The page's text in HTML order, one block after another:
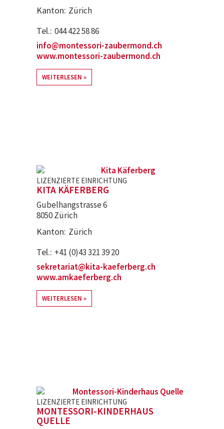
Kanton Zürich
Tel. 044 422 58 86
info@montessori-zaubermond.ch
www.montessori-zaubermond.ch
WEITERLESEN
LIZENZIERTE EINRICHTUNG
KITA KÄFERBERG
Gubelhangstrasse 6
8050 Zürich
Kanton Zürich
Tel. +41 (0)43 321 39 20
sekretariat@kita-kaeferberg.ch
www.amkaeferberg.ch
WEITERLESEN
LIZENZIERTE EINRICHTUNG
MONTESSORI-KINDERHAUS
QUELLE